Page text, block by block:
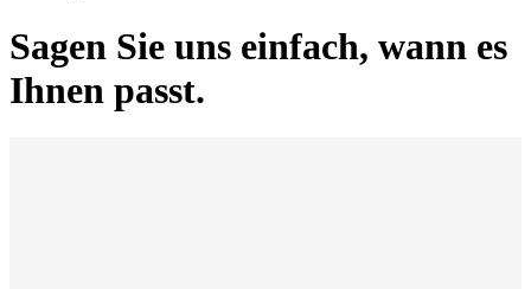
Sagen Sie uns einfach, wann es
Ihnen passt.